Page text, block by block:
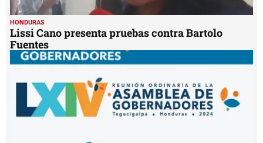
HONDURAS
Lissi Cano presenta pruebas contra Bartolo
Fuentes